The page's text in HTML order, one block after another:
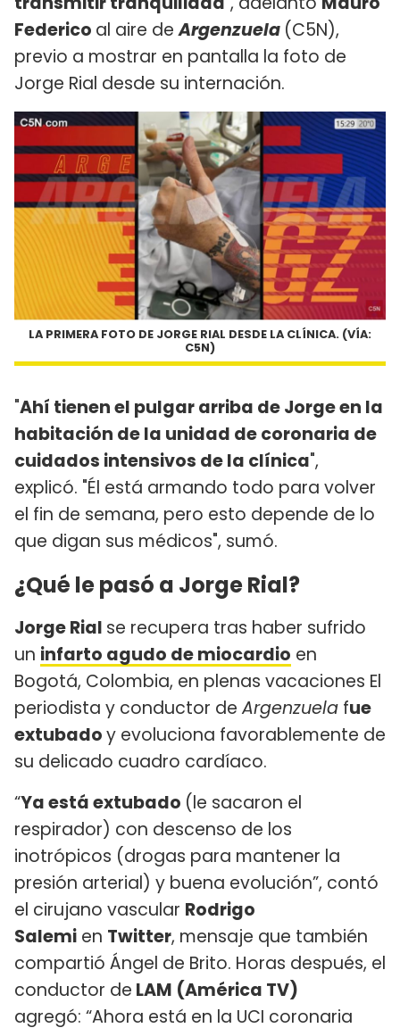
Federico al aire deArgenzuela (C5N),
previo a mostrar en pantalla la foto de
Jorge Rial desde su internación.
LA PRIMERA FOTO DE JORGE RIAL DESDE LA CLÍNICA. (VÍA:
C5N)
"Ahí tienen el pulgar arriba de Jorge en la
habitación de la unidad de coronaria de
cuidados intensivos de la clínica",
explicó. "Él está armando todo para volver
el fin de semana, pero esto depende de lo
que digan sus médicos", sumó.
¿Qué le pasó a Jorge Rial?
Jorge Rial se recupera tras haber sufrido
un infarto agudo de miocardio en
Bogotá, Colombia, en plenas vacaciones El
periodista y conductor deArgenzuela fue
extubadoy evoluciona favorablemente de
su delicado cuadro cardíaco.
“Ya está extubado (le sacaron el
respirador) con descenso de los
inotrópicos (drogas para mantener la
presión arterial) y buena evolución”, contó
el cirujano vascular Rodrigo
Salemi en Twitter, mensaje que también
compartió Ángel de Brito. Horas después, el
conductor de LAM (América TV)
agregó: “Ahora está en la UCI coronaria